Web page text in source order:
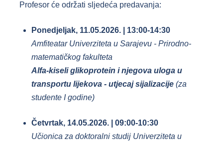
Profesor će održati sljedeća predavanja:
Ponedjeljak, 11.05.2026. | 13:00-14:30
Amfiteatar Univerziteta u Sarajevu - Prirodno-
matematičkog fakulteta
Alfa-kiseli glikoprotein i njegova uloga u
transportu lijekova - utjecaj sijalizacije (za
studente I godine)
Četvrtak, 14.05.2026. | 09:00-10:30
Učionica za doktoralni studij Univerziteta u